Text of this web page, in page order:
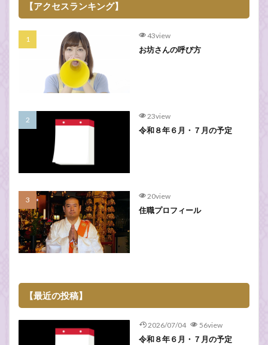
【アクセスランキング】
43view
お坊さんの呼び方
23view
令和８年６月・７月の予定
20view
住職プロフィール
【最近の投稿】
2026/07/04 56view
令和８年６月・７月の予定